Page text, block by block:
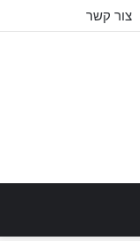
צור קשר